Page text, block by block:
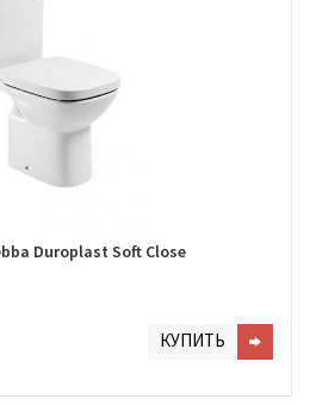
Duroplast Soft Close
КУПИТЬ